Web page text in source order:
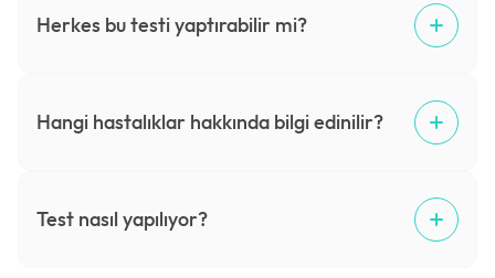
Herkes bu testi yaptırabilir mi?
Hangi hastalıklar hakkında bilgi edinilir?
Test nasıl yapılıyor?